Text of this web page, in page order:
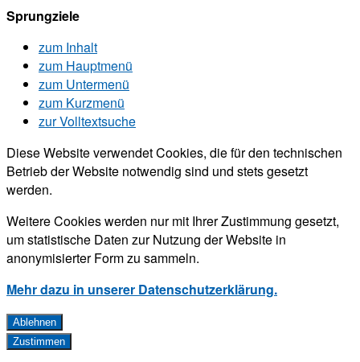
Sprungziele
zum Inhalt
zum Hauptmenü
zum Untermenü
zum Kurzmenü
zur Volltextsuche
Diese Website verwendet Cookies, die für den technischen
Betrieb der Website notwendig sind und stets gesetzt
werden.
Weitere Cookies werden nur mit Ihrer Zustimmung gesetzt,
um statistische Daten zur Nutzung der Website in
anonymisierter Form zu sammeln.
Mehr dazu in unserer Datenschutzerklärung.
Ablehnen
Zustimmen